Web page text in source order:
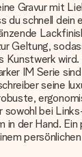
Gravur mit
du schnell dein
Geltung,
Kunstwerk wird.
IM Serie
seine
sowohl bei
in der Hand.
persönlichen